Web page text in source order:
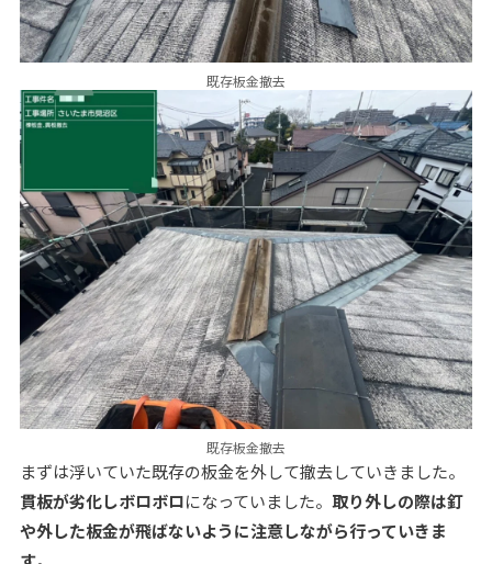
既存板金撤去
既存板金撤去
まずは浮いていた既存の板金を外して撤去していきました。
貫板が劣化しボロボロになっていました。 取り外しの際は釘
や外した板金が飛ばないように注意しながら行っていきま